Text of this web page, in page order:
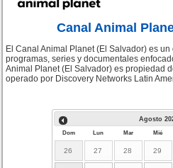
Canal Animal
El Canal Animal Planet (El Salvador) es
programas, series y documentales
Animal Planet (El Salvador) es propiedad
operado por Discovery Networks Latin
Agosto
Dom Lun Mar Mié
26 27 28 29